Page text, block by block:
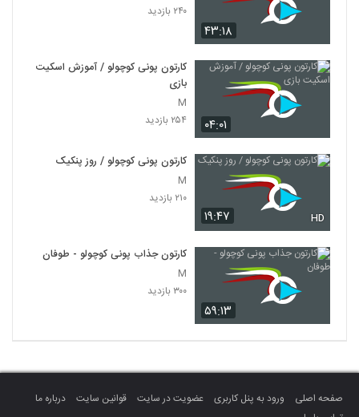
۴۳:۱۸
۲۴۰ بازدید
۰۴:۰۱
کارتون پونی کوچولو / آموزش اسکیت
بازی
M
۲۵۴ بازدید
۱۹:۴۷ HD
کارتون پونی کوچولو / روز پنکیک
M
۲۱۰ بازدید
۵۹:۱۳
کارتون جذاب پونی کوچولو - طوفان
M
۳۰۰ بازدید
صفحه اصلی ورود به پنل کاربری عضویت در سایت قوانین سایت
درباره ما